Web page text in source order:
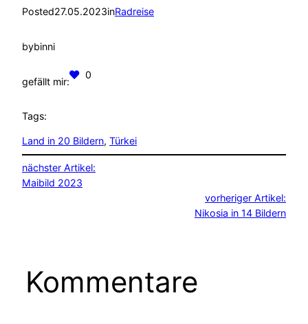
Posted27.05.2023inRadreise
bybinni
gefällt mir:
0
Tags:
Land in 20 Bildern, Türkei
nächster Artikel:
Maibild 2023
vorheriger Artikel:
Nikosia in 14 Bildern
Kommentare